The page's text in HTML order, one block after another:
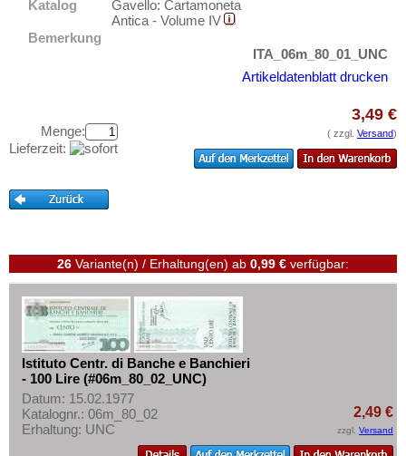
Liechtenstein
Mazedonien
Moldawien
Nordirland
Norwegen
Österreich
Polen
Portugal
Rumänien
Russland
Testbanknoten
Banknotenbriefe
Gutscheine
Kontakt
Preislisten
Ankauf
Erhaltungsgrade
Gratisbanknoten
FAQ
Mehr über...
Zahlungsbedingungen
Katalog
Gavello: Cartamoneta
Antica - Volume IV
Bemerkung
ITA_06m_80_01_UNC
Artikeldatenblatt drucken
Menge:
Lieferzeit:
3,49 €
( zzgl. Versand)
26 Variante(n) / Erhaltung(en) ab 0,99 € verfügbar:
Istituto Centr. di Banche e Banchieri
- 100 Lire (#06m_80_02_UNC)
Datum: 15.02.1977
Katalognr.: 06m_80_02
Erhaltung: UNC
2,49 €
zzgl. Versand